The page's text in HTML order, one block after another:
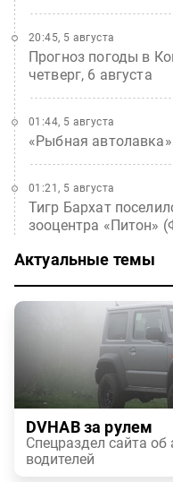
Прогноз погоды в
четверг, 6 августа
20:45, 5 августа
«Рыбная
01:44, 5 августа
Тигр Бархат
зооцентра «Питон»
01:21, 5 августа
Актуальные темы
DVHAB за рулем
Спецраздел сайта
водителей